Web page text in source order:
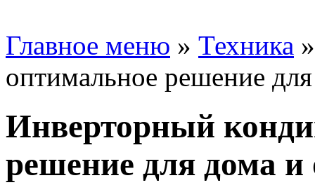
Главное меню » Техника
оптимальное решение
Инверторный
решение для дома и